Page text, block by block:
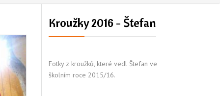
Kroužky 2016 - Štefan
Fotky z kroužků, které vedl Štefan ve
školním roce 2015/16.